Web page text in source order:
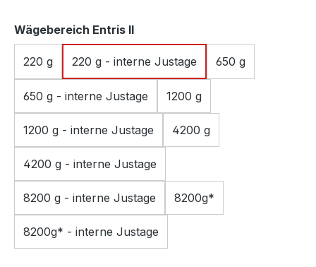
Wägebereich Entris IIauswählen
220 g 220 g - interne Justage 650 g
650 g - interne Justage 1200 g
1200 g - interne Justage 4200 g
4200 g - interne Justage
8200 g - interne Justage 8200g*
8200g* - interne Justage